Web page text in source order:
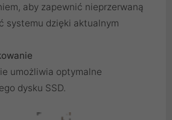
aby zapewnić nieprzerwaną
systemu dzięki aktualnym
umożliwia optymalne
dysku SSD.